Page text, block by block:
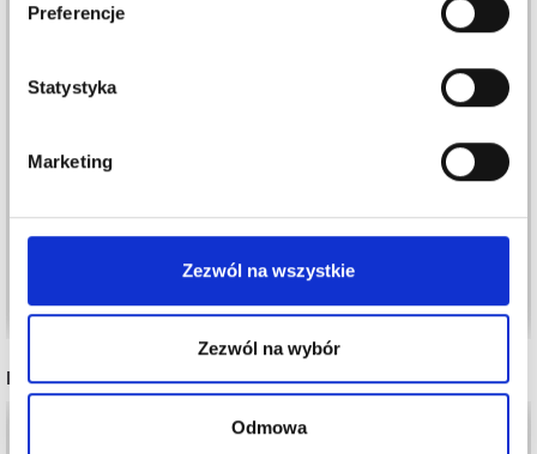
Preferencje
Statystyka
Marketing
Zezwól na wszystkie
Zezwól na wybór
Odmowa
KNITPRO SYMFONIE
WYMIENNE SZYDEŁKA
TUNEZYJSKIE (3-8,00
31,30 zł
POLECANE DLA CIEBIE